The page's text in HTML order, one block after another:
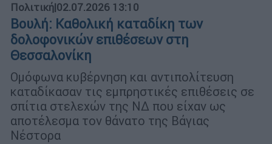
Πολιτική|02.07.2026 13:10
Βουλή: Καθολική καταδίκη των
δολοφονικών επιθέσεων στη
Θεσσαλονίκη
Ομόφωνα κυβέρνηση και αντιπολίτευση
καταδίκασαν τις εμπρηστικές επιθέσεις σε
σπίτια στελεχών της ΝΔ που είχαν ως
αποτέλεσμα τον θάνατο της Βάγιας
Νέστορα